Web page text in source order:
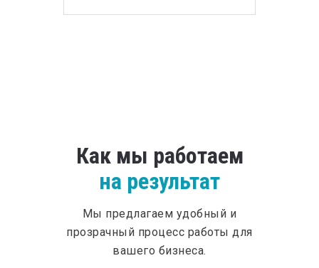
Как мы работаем
на результат
Мы предлагаем удобный и
прозрачный процесс работы для
вашего бизнеса.